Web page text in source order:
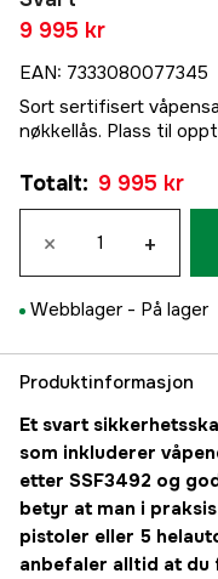
9 995 kr
EAN: 7333080077345
Sort sertifisert
nøkkellås. Plass til
Totalt: 9 995 kr
× +
Webblager - På lager
Produktinformasjon
Et svart
som inkluderer
etter SSF3492 og
betyr at man i
pistoler eller 5
anbefaler alltid at